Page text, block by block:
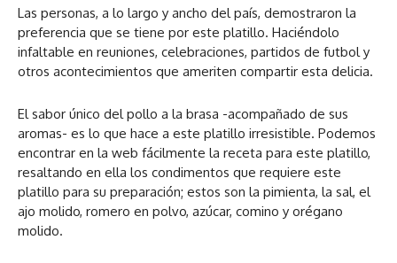
Las personas, a lo largo y ancho del país, demostraron la
preferencia que se tiene por este platillo. Haciéndolo
infaltable en reuniones, celebraciones, partidos de futbol y
otros acontecimientos que ameriten compartir esta delicia.
El sabor único del pollo a la brasa -acompañado de sus
aromas- es lo que hace a este platillo irresistible. Podemos
encontrar en la web fácilmente la receta para este platillo,
resaltando en ella los condimentos que requiere este
platillo para su preparación; estos son la pimienta, la sal, el
ajo molido, romero en polvo, azúcar, comino y orégano
molido.